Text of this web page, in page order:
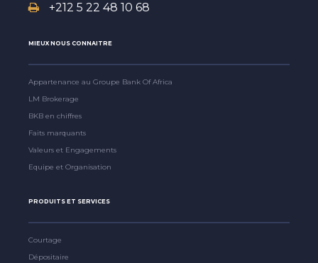
+212 5 22 48 10 68
MIEUX NOUS CONNAITRE
Appartenance au Groupe Bank Of Africa
LM Brokerage
BKB en chiffres
Faits marquants
Valeurs et Engagements
Equipe et Organisation
PRODUITS ET SERVICES
Courtage
Dépositaire